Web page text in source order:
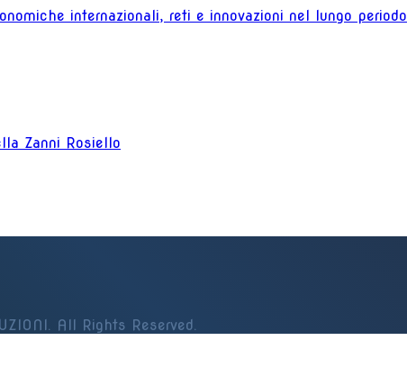
internazionali, reti e innovazioni nel lungo periodo
Zanni Rosiello
All Rights Reserved.